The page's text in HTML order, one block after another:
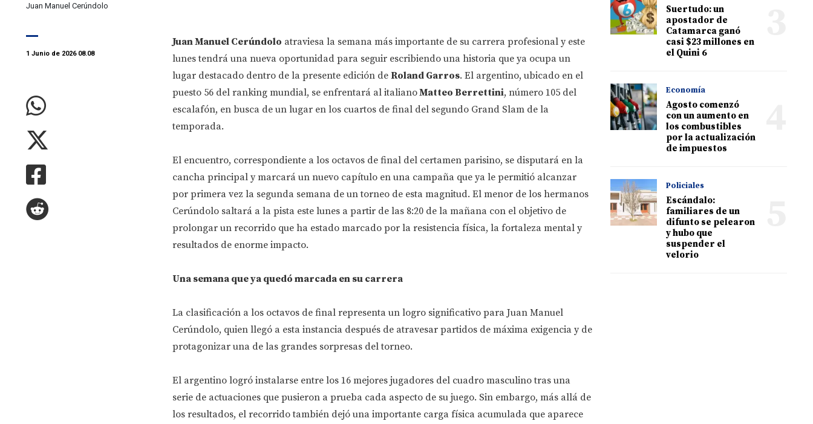
Juan Manuel Cerúndolo
1 Junio de 2026 08.08
Juan Manuel Cerúndolo atraviesa la semana más importante de su carrera profesional y este
lunes tendrá una nueva oportunidad para seguir escribiendo una historia que ya ocupa un
lugar destacado dentro de la presente edición de Roland Garros. El argentino, ubicado en el
puesto 56 del ranking mundial, se enfrentará al italianoMatteo Berrettini, número 105 del
escalafón, en busca de un lugar en los cuartos de final del segundo Grand Slam de la
temporada.
El encuentro, correspondiente a los octavos de final del certamen parisino, se disputará en la
cancha principal y marcará un nuevo capítulo en una campaña que ya le permitió alcanzar
por primera vez la segunda semana de un torneo de esta magnitud. El menor de los hermanos
Cerúndolo saltará a la pista este lunes a partir de las 8:20 de la mañana con el objetivo de
prolongar un recorrido que ha estado marcado por la resistencia física, la fortaleza mental y
resultados de enorme impacto.
Una semana que ya quedó marcada en su carrera
La clasificación a los octavos de final representa un logro significativo para Juan Manuel
Cerúndolo, quien llegó a esta instancia después de atravesar partidos de máxima exigencia y de
protagonizar una de las grandes sorpresas del torneo.
El argentino logró instalarse entre los 16 mejores jugadores del cuadro masculino tras una
serie de actuaciones que pusieron a prueba cada aspecto de su juego. Sin embargo, más allá de
los resultados, el recorrido también dejó una importante carga física acumulada que aparece
Suertudo: un
apostador de
Catamarca ganó
casi $23 millones en
el Quini 6
Economía
Agosto comenzó
con un aumento en
los combustibles
por la actualización
de impuestos
Policiales
Escándalo:
familiares de un
difunto se pelearon
y hubo que
suspender el
velorio